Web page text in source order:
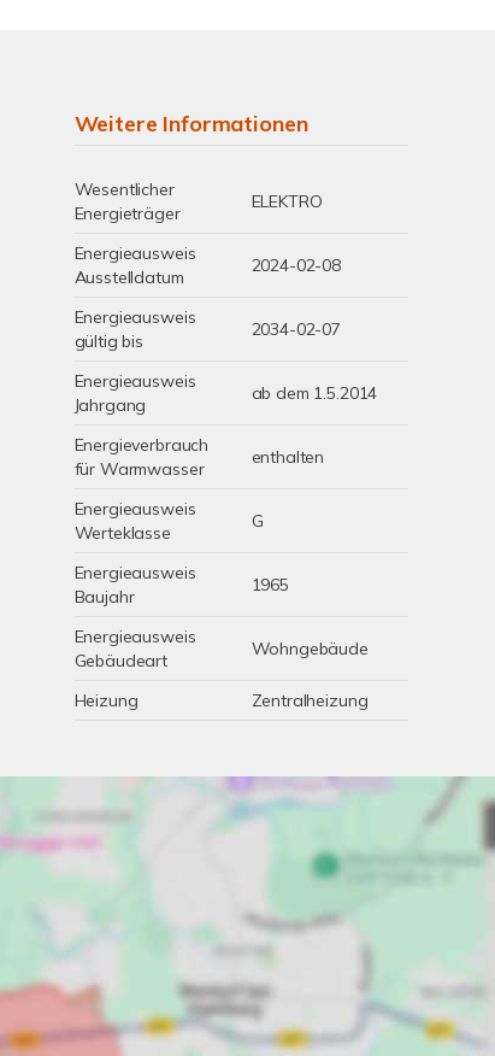
Weitere Informationen
Wesentlicher
Energieträger
ELEKTRO
Energieausweis
Ausstelldatum
2024-02-08
Energieausweis
gültig bis
2034-02-07
Energieausweis
Jahrgang
ab dem 1.5.2014
Energieverbrauch
für Warmwasser
enthalten
Energieausweis
Werteklasse
G
Energieausweis
Baujahr
1965
Energieausweis
Gebäudeart
Wohngebäude
Heizung Zentralheizung